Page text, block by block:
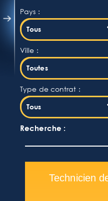
Pays :
Tous
Ville :
Toutes
Type de contrat :
Tous
Recherche :
Technicien